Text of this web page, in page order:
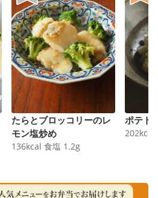
たらとブロッコリーのレ
モン塩炒め
136kcal 食塩 1.2g
ポテト
202kcal